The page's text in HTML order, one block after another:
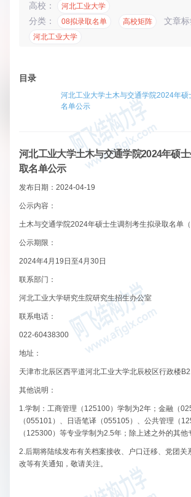
高校： 河北工业大学
分类： 08拟录取名单 高校矩阵 文章标
河北工业大学
目录
河北工业大学土木与交通学院2024年硕
名单公示
河北工业大学土木与交通学院2024年硕
取名单公示
发布日期：2024-04-19
公示内容：
土木与交通学院2024年硕士生调剂考生拟录取名单（
公示期限：
2024年4月19日至4月30日
联系部门：
河北工业大学研究生院研究生招生办公室
联系电话：
022-60438300
地址：
天津市北辰区西平道河北工业大学北辰校区行政楼
其他说明：
1.学制：工商管理（125100）学制为2年；金融（
（055101）、日语笔译（055105）、公共管理（
（125300）等专业学制为2.5年；除上述之外的其他
2.后期将陆续发布有关档案接收、户口迁移、党团关
改等有关通知，敬请关注。